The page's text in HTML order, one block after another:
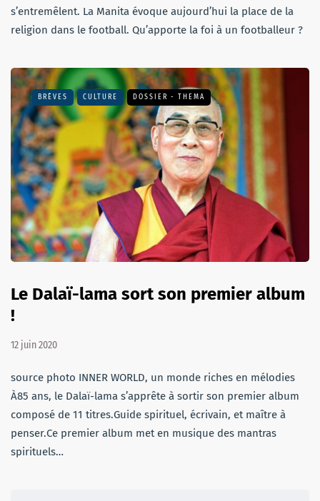
s’entremêlent. La Manita évoque aujourd’hui la place de la
religion dans le football. Qu’apporte la foi à un footballeur ?
BRÈVES CULTURE DOSSIER - THEMA
Le Dalaï-lama sort son premier album
!
12 juin 2020
source photo INNER WORLD, un monde riches en mélodies
À85 ans, le Dalaï-lama s’apprête à sortir son premier album
composé de 11 titres.Guide spirituel, écrivain, et maître à
penser.Ce premier album met en musique des mantras
spirituels…